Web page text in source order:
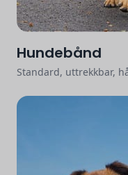
Hundebånd
Standard, uttrekkbar,